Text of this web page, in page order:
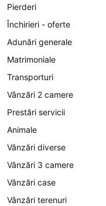
Pierderi
Închirieri - oferte
Adunări generale
Matrimoniale
Transporturi
Vânzări 2 camere
Prestări servicii
Animale
Vânzări diverse
Vânzări 3 camere
Vânzări case
Vânzări terenuri